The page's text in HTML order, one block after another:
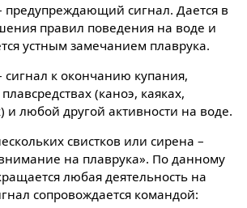
предупреждающий сигнал. Дается в
правил поведения на воде и
устным замечанием плаврука.
сигнал к окончанию купания,
(каноэ, каяках,
и любой другой активности на воде.
свистков или сирена –
на плаврука». По данному
любая деятельность на
сопровождается командой: